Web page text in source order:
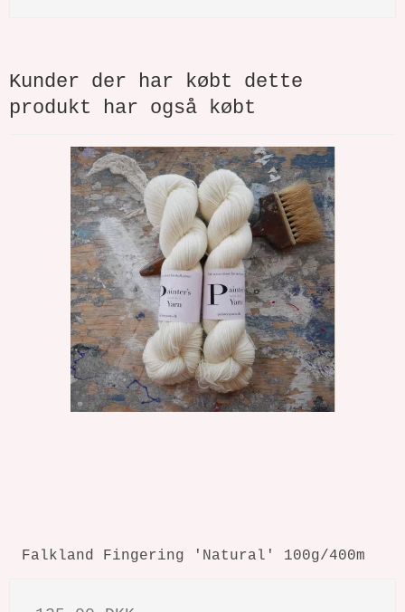
Kunder der har købt dette
produkt har også købt
Falkland Fingering 'Natural' 100g/400m